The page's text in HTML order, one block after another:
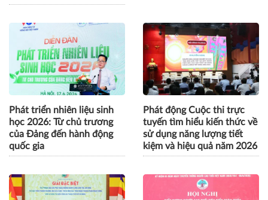
Phát triển nhiên liệu sinh
học 2026: Từ chủ trương
của Đảng đến hành động
quốc gia
Phát động Cuộc thi trực
tuyến tìm hiểu kiến thức về
sử dụng năng lượng tiết
kiệm và hiệu quả năm 2026